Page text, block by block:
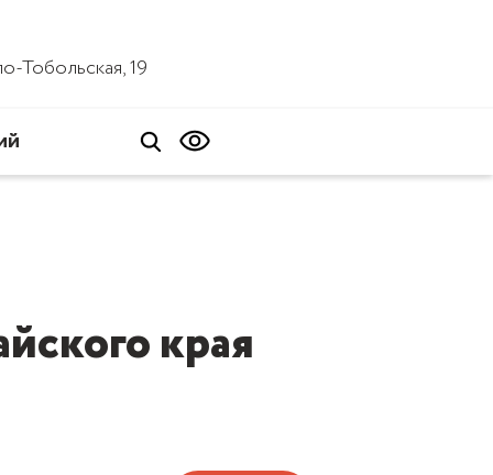
Тобольская, 19
края